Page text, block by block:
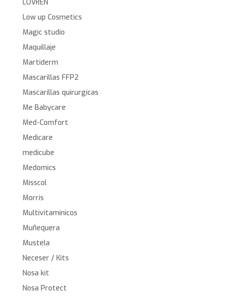
LOVREN
Low up Cosmetics
Magic studio
Maquillaje
Martiderm
Mascarillas FFP2
Mascarillas quirurgícas
Me Babycare
Med-Comfort
Medicare
medicube
Medomics
Misscol
Morris
Multivitamínicos
Muñequera
Mustela
Neceser / Kits
Nosa kit
Nosa Protect